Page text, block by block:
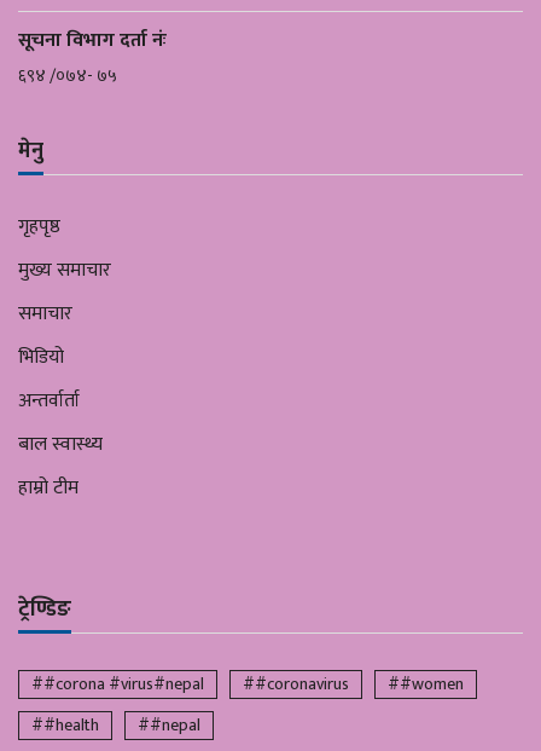
सूचना विभाग दर्ता नंः
६९४ /०७४- ७५
मेनु
गृहपृष्ठ
मुख्य समाचार
समाचार
भिडियो
अन्तर्वार्ता
बाल स्वास्थ्य
हाम्रो टीम
ट्रेण्डिङ
##corona #virus#nepal ##coronavirus
##women
##health
##nepal